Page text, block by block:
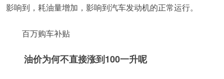
影响到，耗油量增加，影响到汽车发动机的正常运行。
百万购车补贴
油价为何不直接涨到100一升呢